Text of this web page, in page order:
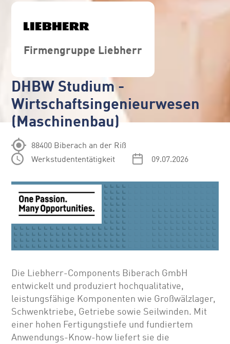
Firmengruppe Liebherr
DHBW Studium -
Wirtschaftsingenieurwesen
(Maschinenbau)
88400 Biberach an der Riß
Werkstudententätigkeit
09.07.2026
Die Liebherr-Components Biberach GmbH
entwickelt und produziert hochqualitative,
leistungsfähige Komponenten wie Großwälzlager,
Schwenktriebe, Getriebe sowie Seilwinden. Mit
einer hohen Fertigungstiefe und fundiertem
Anwendungs-Know-how liefert sie die